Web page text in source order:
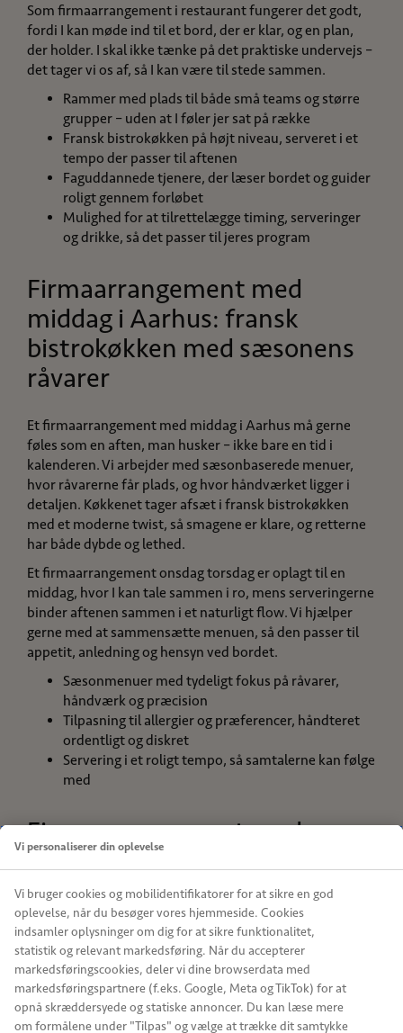
Som firmaarrangement i restaurant fungerer det godt,
fordi I kan møde ind til et bord, der er klar, og en plan,
der holder. I skal ikke tænke på det praktiske undervejs –
det tager vi os af, så I kan være til stede sammen.
Rammer med plads til både små teams og større
grupper – uden at I føler jer sat på række
Fransk bistrokøkken på højt niveau, serveret i et
tempo der passer til aftenen
Faguddannede tjenere, der læser bordet og guider
roligt gennem forløbet
Mulighed for at tilrettelægge timing, serveringer
og drikke, så det passer til jeres program
Firmaarrangement med
middag i Aarhus: fransk
bistrokøkken med sæsonens
råvarer
Et firmaarrangement med middag i Aarhus må gerne
føles som en aften, man husker – ikke bare en tid i
kalenderen. Vi arbejder med sæsonbaserede menuer,
hvor råvarerne får plads, og hvor håndværket ligger i
detaljen. Køkkenet tager afsæt i fransk bistrokøkken
med et moderne twist, så smagene er klare, og retterne
har både dybde og lethed.
Et firmaarrangement onsdag torsdag er oplagt til en
middag, hvor I kan tale sammen i ro, mens serveringerne
binder aftenen sammen i et naturligt flow. Vi hjælper
gerne med at sammensætte menuen, så den passer til
appetit, anledning og hensyn ved bordet.
Sæsonmenuer med tydeligt fokus på råvarer,
håndværk og præcision
Tilpasning til allergier og præferencer, håndteret
ordentligt og diskret
Servering i et roligt tempo, så samtalerne kan følge
med
Firmaarrangement med
vinsmagning eller cocktails
Mange vælger et firmaarrangement onsdag eller
torsdag, fordi det er en god hverdag at samles på – uden
at hele weekenden bliver bundet. I kan også lade
drikkeoplevelsen være en tydelig del af aftenen: et
firmaarrangement med vinsmagning, et
firmaarrangement med cocktails – eller en kombination,
hvor I starter med cocktails og lader vin følge maden
Vi personaliserer din oplevelse
Vi bruger cookies og mobilidentifikatorer for at sikre en god
oplevelse, når du besøger vores hjemmeside. Cookies
indsamler oplysninger om dig for at sikre funktionalitet,
statistik og relevant markedsføring. Når du accepterer
markedsføringscookies, deler vi dine browserdata med
markedsføringspartnere (f.eks. Google, Meta og TikTok) for at
opnå skræddersyede og statiske annoncer. Du kan læse mere
om formålene under "Tilpas" og vælge at trække dit samtykke